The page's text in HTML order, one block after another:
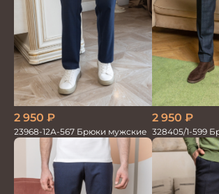
2 950 ₽
23968-12А-567 Брюки мужские
2 950 ₽
328405/1-599